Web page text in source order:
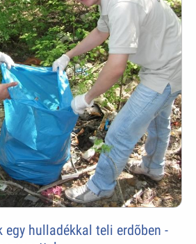
egy hulladékkal teli erdõben -